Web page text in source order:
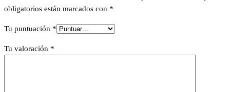
obligatorios están marcados con *
Tu puntuación *
Tu valoración *